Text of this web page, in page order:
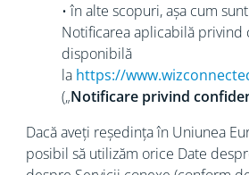
• în alte scopuri, așa cum
Notificarea aplicabilă privind
disponibilă
la https://
(„Notificare privind
Dacă aveți reședința în Uniunea
posibil să utilizăm orice Date